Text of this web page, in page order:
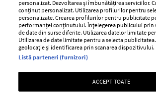
Baby
Retete
Avantaje
Retete
Pariază responsabil! Decizia ONJN nr.
Jocurile de noroc sunt interzise
personalizat. Dezvoltarea și îmbunătățirea serviciilor.
conținut personalizat. Utilizarea profilurilor pentru
personalizate. Crearea profilurilor pentru publicitate
performanței conținutului. Înțelegerea publicului prin
de date din surse diferite. Utilizarea datelor limitate
Utilizarea de date limitate pentru a selecta
geolocație și identificarea prin scanarea dispozitivului.
Listă parteneri (furnizori)
ACCEPT TOATE